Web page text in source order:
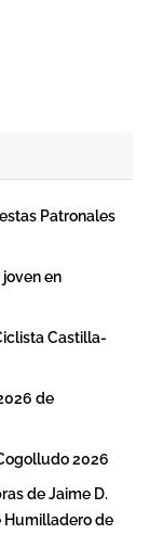
Patronales
en
Castilla-
de
2026
de Jaime D.
Humilladero de